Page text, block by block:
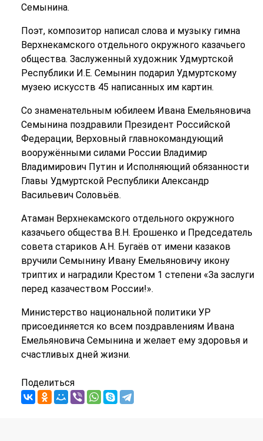
Семынина.
Поэт, композитор написал слова и музыку гимна
Верхнекамского отдельного окружного казачьего
общества. Заслуженный художник Удмуртской
Республики И.Е. Семынин подарил Удмуртскому
музею искусств 45 написанных им картин.
Со знаменательным юбилеем Ивана Емельяновича
Семынина поздравили Президент Российской
Федерации, Верховный главнокомандующий
вооружёнными силами России Владимир
Владимирович Путин и Исполняющий обязанности
Главы Удмуртской Республики Александр
Васильевич Соловьёв.
Атаман Верхнекамского отдельного окружного
казачьего общества В.Н. Ерошенко и Председатель
совета стариков А.Н. Бугаёв от имени казаков
вручили Семынину Ивану Емельяновичу икону
триптих и наградили Крестом 1 степени «За заслуги
перед казачеством России!».
Министерство национальной политики УР
присоединяется ко всем поздравлениям Ивана
Емельяновича Семынина и желает ему здоровья и
счастливых дней жизни.
Поделиться